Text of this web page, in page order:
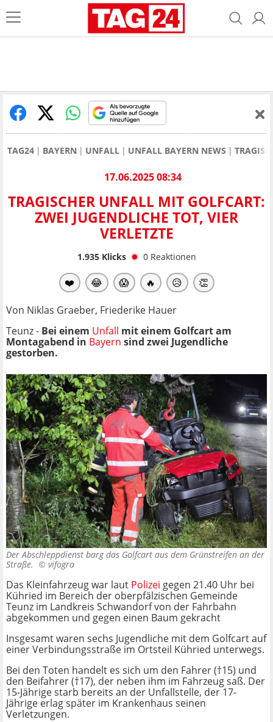
TAG24 BAYERN UNFALL UNFALL BAYERN NEWS
17.06.2025 08:34
TRAGISCHER UNFALL MIT GOLFCART:
ZWEI JUGENDLICHE TOT, VIER
VERLETZTE
1.935Klicks 0 Reaktionen
❤️ 😂 😱 🔥 😥 👏
Von Niklas Graeber, Friederike Hauer
Teunz - Bei einem Unfall mit einem Golfcartam
Montagabend in Bayern sind zwei Jugendliche
gestorben.
Der Abschleppdienst barg das Golfcart aus dem Grünstreifen an der
Straße. © vifogra
Das Kleinfahrzeug war laut Polizei gegen 21.40 Uhr bei
Kühried im Bereich der oberpfälzischen Gemeinde
Teunz im Landkreis Schwandorf von der Fahrbahn
abgekommen und gegen einen Baum gekracht
Insgesamt waren sechs Jugendliche mit dem Golfcart auf
einer Verbindungsstraße im Ortsteil Kühried unterwegs.
Bei den Toten handelt es sich um den Fahrer (†15) und
den Beifahrer (†17), der neben ihm im Fahrzeug saß. Der
15-Jährige starb bereits an der Unfallstelle, der 17-
Jährige erlag später im Krankenhaus seinen
Verletzungen.